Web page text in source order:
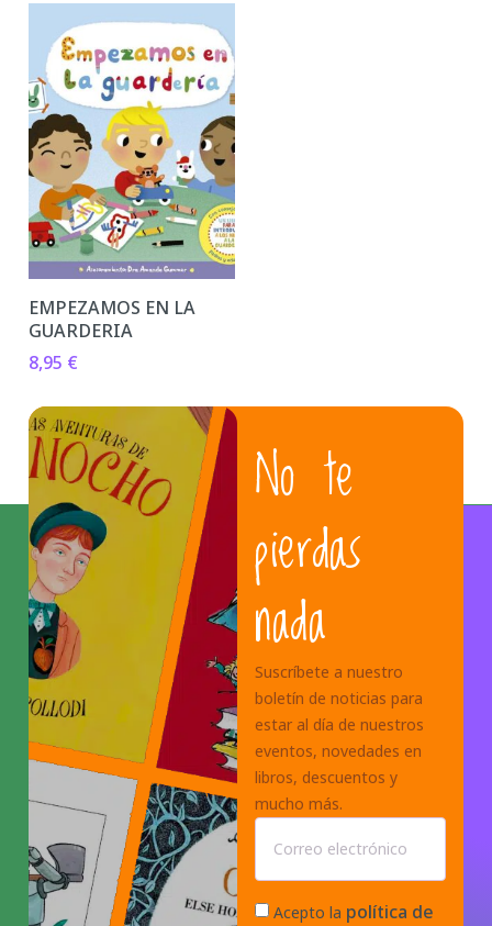
EMPEZAMOS EN LA
GUARDERIA
8,95 €
No te
pierdas
nada
Suscríbete a nuestro
boletín de noticias para
estar al día de nuestros
eventos, novedades en
libros, descuentos y
mucho más.
Acepto la política de